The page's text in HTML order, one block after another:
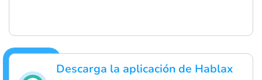
Descarga la aplicación de Hablax